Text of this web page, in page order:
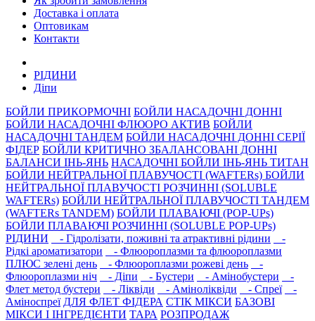
Доставка і оплата
Оптовикам
Контакти
РIДИНИ
Дiпи
БОЙЛИ ПРИКОРМОЧНI БОЙЛИ НАСАДОЧНI ДОННI
БОЙЛИ НАСАДОЧНІ ФЛЮОРО АКТИВ БОЙЛИ
НАСАДОЧНІ ТАНДЕМ БОЙЛИ НАСАДОЧНI ДОННI СЕРIÏ
ФIДЕР БОЙЛИ КРИТИЧНО ЗБАЛАНСОВАНІ ДОННІ
БАЛАНСИ ІНЬ-ЯНЬ НАСАДОЧНІ БОЙЛИ ІНЬ-ЯНЬ ТИТАН
БОЙЛИ НЕЙТРАЛЬНОÏ ПЛАВУЧОСТI (WAFTERs) БОЙЛИ
НЕЙТРАЛЬНОЇ ПЛАВУЧОСТІ РОЗЧИННІ (SOLUBLE
WAFTERs) БОЙЛИ НЕЙТРАЛЬНОЇ ПЛАВУЧОСТІ ТАНДЕМ
(WAFTERs TANDEM) БОЙЛИ ПЛАВАЮЧІ (POP-UPs)
БОЙЛИ ПЛАВАЮЧI РОЗЧИННI (SOLUBLE POP-UPs)
РIДИНИ
- Гідролізати, поживні та атрактивнi рідини
-
Рідкі ароматизатори
- Флюороплазми та флюороплазми
ПЛЮС зелені день
- Флюороплазми рожеві день
-
Флюороплазми ніч
- Дiпи - Бустери - Амінобустери
-
Флет метод бустери
- Лiквiди - Амiнолiквiди - Спреї
-
Амiноспреї ДЛЯ ФЛЕТ ФІДЕРА СТIК МIКСИ БАЗОВІ
МІКСИ І ІНГРЕДІЄНТИ ТАРА РОЗПРОДАЖ